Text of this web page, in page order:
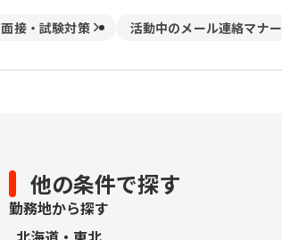
面接・試験対策 活動中のメール連絡マナー
他の条件で探す
勤務地から探す